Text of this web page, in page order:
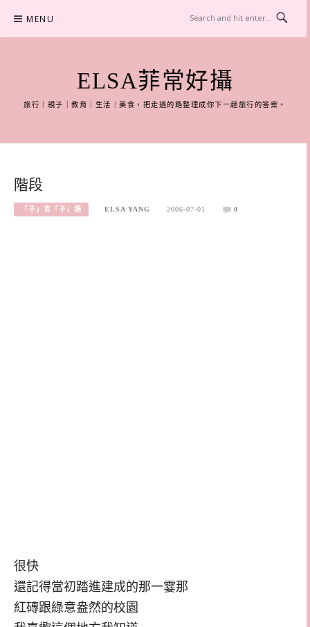
content
MENU
ELSA菲常好攝
旅行｜親子｜教育｜生活｜美食，把走過的路整理成你下一趟旅行的答案。
階段
「子」言「子」語 ELSA YANG 2006-07-01 0
很快
還記得當初踏進建成的那一霎那
紅磚跟綠意盎然的校園